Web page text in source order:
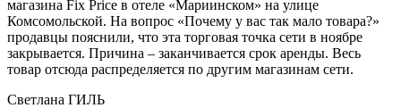
магазина Fix Price в отеле «Мариинском» на улице
Комсомольской. На вопрос «Почему у вас так мало товара?»
продавцы пояснили, что эта торговая точка сети в ноябре
закрывается. Причина – заканчивается срок аренды. Весь
товар отсюда распределяется по другим магазинам сети.
Светлана ГИЛЬ